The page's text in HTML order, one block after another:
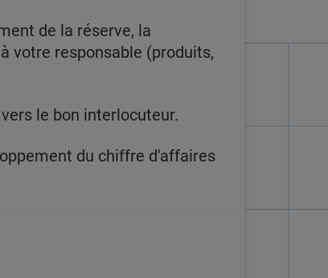
de la réserve, la
votre responsable (produits,
le bon interlocuteur.
du chiffre d'affaires